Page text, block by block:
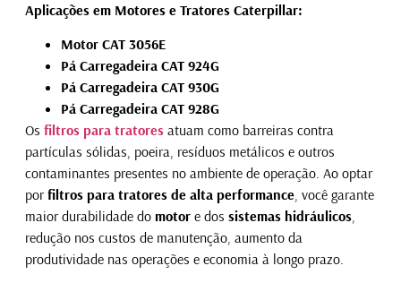
Aplicações em Motores e Tratores Caterpillar:
Motor CAT 3056E
Pá Carregadeira CAT 924G
Pá Carregadeira CAT 930G
Pá Carregadeira CAT 928G
Os filtros para tratoresatuam como barreiras contra
partículas sólidas, poeira, resíduos metálicos e outros
contaminantes presentes no ambiente de operação. Ao optar
porfiltros para tratores de alta performance, você garante
maior durabilidade do motore dos sistemas hidráulicos,
redução nos custos de manutenção, aumento da
produtividade nas operações e economia à longo prazo.